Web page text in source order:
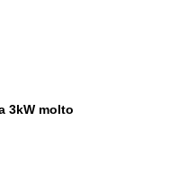
3kW molto